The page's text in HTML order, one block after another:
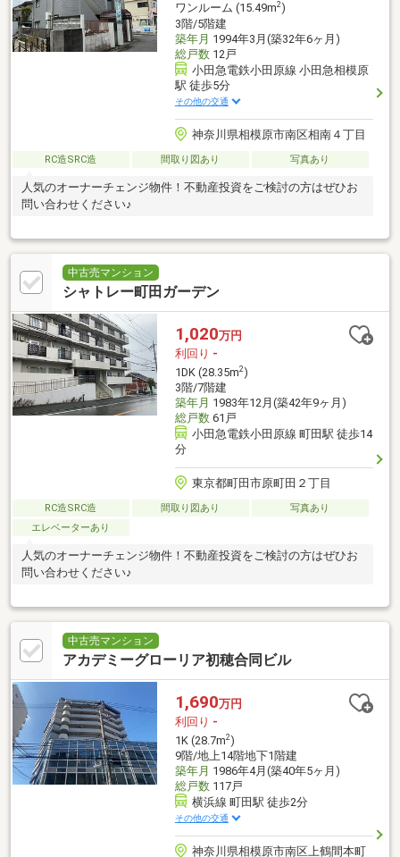
ワンルーム (15.49m2)
3階/5階建
築年月 1994年3月(築32年6ヶ月)
総戸数12戸
小田急電鉄小田原線 小田急相模原
駅 徒歩5分
その他の交通
神奈川県相模原市南区相南４丁目
RC造SRC造 間取り図あり 写真あり
人気のオーナーチェンジ物件！不動産投資をご検討の方はぜひお
問い合わせください♪
中古売マンション
シャトレー町田ガーデン
1,020万円
利回り -
1DK (28.35m2)
3階/7階建
築年月 1983年12月(築42年9ヶ月)
総戸数61戸
小田急電鉄小田原線 町田駅 徒歩14
分
東京都町田市原町田２丁目
RC造SRC造 間取り図あり
写真あり
エレベーターあり
人気のオーナーチェンジ物件！不動産投資をご検討の方はぜひお
問い合わせください♪
中古売マンション
アカデミーグローリア初穂合同ビル
1,690万円
利回り -
1K (28.7m2)
9階/地上14階地下1階建
築年月 1986年4月(築40年5ヶ月)
総戸数117戸
横浜線 町田駅 徒歩2分
その他の交通
神奈川県相模原市南区上鶴間本町